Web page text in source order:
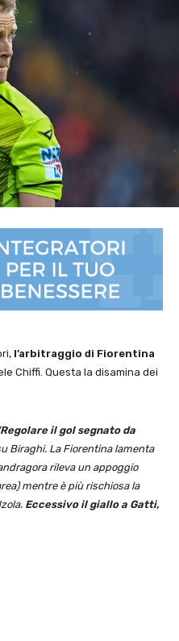
l’arbitraggio di Fiorentina
Chiffi. Questa la disamina dei
il gol segnato da
Biraghi. La Fiorentina lamenta
rileva un appoggio
mentre è più rischiosa la
Eccessivo il giallo a Gatti,